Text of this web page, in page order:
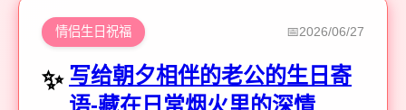
情侣生日祝福 2026/06/27
写给朝夕相伴的老公的生日寄
语-藏在日常烟火里的深情